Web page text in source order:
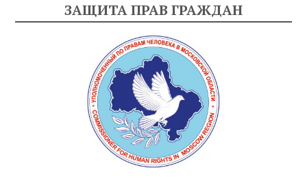
ЗАЩИТА ПРАВ ГРАЖДАН